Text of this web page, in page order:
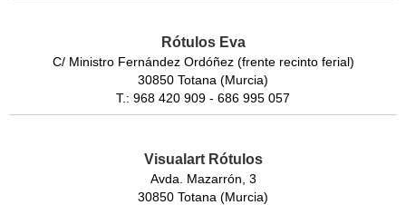
Rótulos Eva
C/ Ministro Fernández Ordóñez (frente recinto ferial)
30850 Totana (Murcia)
T.: 968 420 909 - 686 995 057
Visualart Rótulos
Avda. Mazarrón, 3
30850 Totana (Murcia)